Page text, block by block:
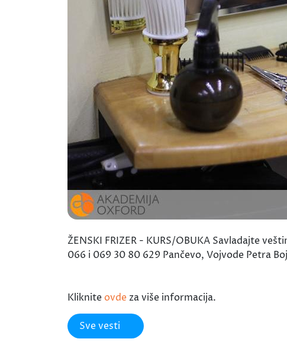
ŽENSKI FRIZER - KURS/OBUKA Savladajte
066 i 069 30 80 629 Pančevo, Vojvode Petra
Kliknite ovde za više informacija.
Sve vesti